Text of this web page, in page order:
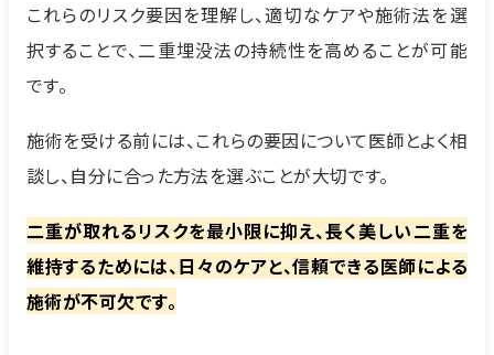
これらのリスク要因を理解し、適切なケアや施術法を選
択することで、二重埋没法の持続性を高めることが可能
です。
施術を受ける前には、これらの要因について医師とよく相
談し、自分に合った方法を選ぶことが大切です。
二重が取れるリスクを最小限に抑え、長く美しい二重を
維持するためには、日々のケアと、信頼できる医師による
施術が不可欠です。